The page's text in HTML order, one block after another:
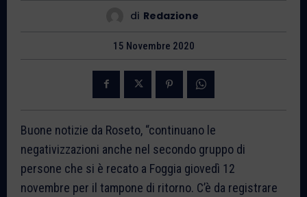
di Redazione
15 Novembre 2020
Buone notizie da Roseto, “continuano le
negativizzazioni anche nel secondo gruppo di
persone che si è recato a Foggia giovedì 12
novembre per il tampone di ritorno. C’è da registrare